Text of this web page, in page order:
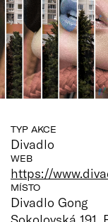
TYP AKCE
Divadlo
WEB
https://
MÍSTO
Divadlo Gong